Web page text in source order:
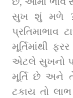
સુખ શું મળે ?
પ્રતિમાભાવ
મૂર્તિમાંથી
એટલે સુખનો
મૂર્તિ છે અને
ટકાય તો